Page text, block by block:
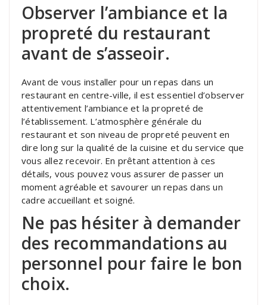
Observer l’ambiance et la
propreté du restaurant
avant de s’asseoir.
Avant de vous installer pour un repas dans un
restaurant en centre-ville, il est essentiel d’observer
attentivement l’ambiance et la propreté de
l’établissement. L’atmosphère générale du
restaurant et son niveau de propreté peuvent en
dire long sur la qualité de la cuisine et du service que
vous allez recevoir. En prêtant attention à ces
détails, vous pouvez vous assurer de passer un
moment agréable et savourer un repas dans un
cadre accueillant et soigné.
Ne pas hésiter à demander
des recommandations au
personnel pour faire le bon
choix.